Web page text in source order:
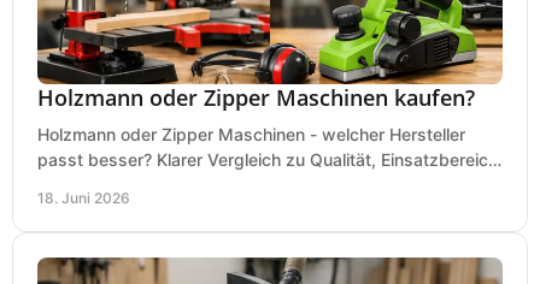
Holzmann oder Zipper Maschinen kaufen?
Holzmann oder Zipper Maschinen - welcher Hersteller
passt besser? Klarer Vergleich zu Qualität, Einsatzbereich,
18. Juni 2026